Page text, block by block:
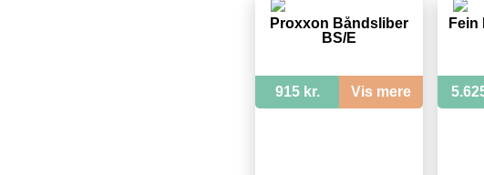
Proxxon Båndsliber
BS/E
915 kr. Vis mere
Fein